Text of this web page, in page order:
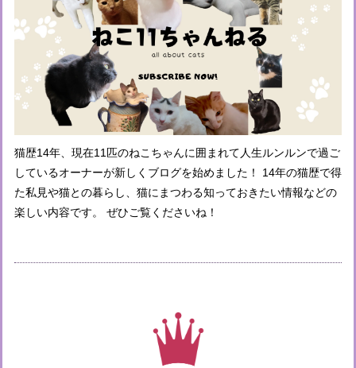
猫歴14年、現在11匹のねこちゃんに囲まれて人生ルンルンで過ご
しているオーナーが新しくブログを始めました！ 14年の猫歴で得
た私見や猫との暮らし、猫にまつわる知っておきたい情報などの
楽しい内容です。 ぜひご覧くださいね！